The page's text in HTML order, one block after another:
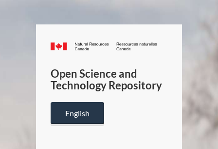
Canada.ca
/
Canada
Open Science and
Technology Repository
English